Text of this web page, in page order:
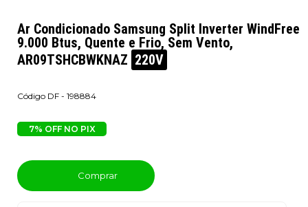
Ar Condicionado Samsung Split Inverter WindFree
9.000 Btus, Quente e Frio, Sem Vento,
AR09TSHCBWKNAZ 220V
DF - 198884
7% OFF NO PIX
Comprar